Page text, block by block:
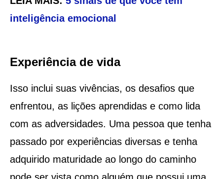
inteligência emocional
Experiência de vida
Isso inclui suas vivências, os desafios que
enfrentou, as lições aprendidas e como lida
com as adversidades. Uma pessoa que tenha
passado por experiências diversas e tenha
adquirido maturidade ao longo do caminho